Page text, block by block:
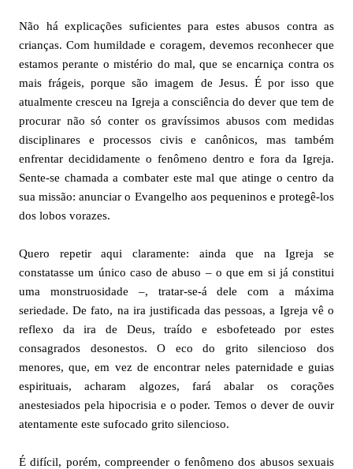
Não há explicações suficientes para estes abusos contra as
crianças. Com humildade e coragem, devemos reconhecer que
estamos perante o mistério do mal, que se encarniça contra os
mais frágeis, porque são imagem de Jesus. É por isso que
atualmente cresceu na Igreja a consciência do dever que tem de
procurar não só conter os gravíssimos abusos com medidas
disciplinares e processos civis e canônicos, mas também
enfrentar decididamente o fenômeno dentro e fora da Igreja.
Sente-se chamada a combater este mal que atinge o centro da
sua missão: anunciar o Evangelho aos pequeninos e protegê-los
dos lobos vorazes.
Quero repetir aqui claramente: ainda que na Igreja se
constatasse um único caso de abuso – o que em si já constitui
uma monstruosidade –, tratar-se-á dele com a máxima
seriedade. De fato, na ira justificada das pessoas, a Igreja vê o
reflexo da ira de Deus, traído e esbofeteado por estes
consagrados desonestos. O eco do grito silencioso dos
menores, que, em vez de encontrar neles paternidade e guias
espirituais, acharam algozes, fará abalar os corações
anestesiados pela hipocrisia e o poder. Temos o dever de ouvir
atentamente este sufocado grito silencioso.
É difícil, porém, compreender o fenômeno dos abusos sexuais